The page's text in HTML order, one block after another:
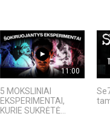
11:00
5 MOKSLINIAI
EKSPERIMENTAI,
KURIE SUKRĖTĖ...